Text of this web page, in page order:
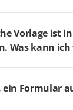
Vorlage ist
Was kann
ein Formular